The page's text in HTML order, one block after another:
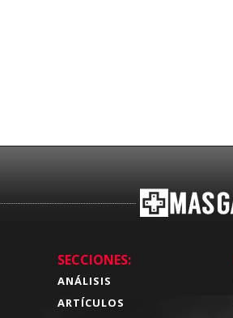
SECCIONES:
ANÁLISIS
ARTÍCULOS